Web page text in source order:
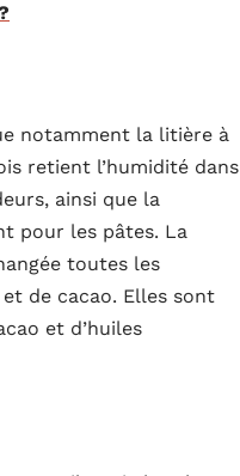
notamment la litière à
retient l’humidité dans
ainsi que la
pour les pâtes. La
toutes les
de cacao. Elles sont
et d’huiles